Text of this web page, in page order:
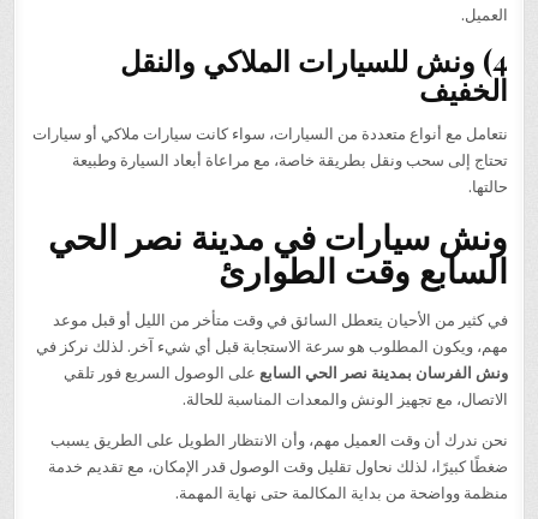
العميل.
4) ونش للسيارات الملاكي والنقل
الخفيف
نتعامل مع أنواع متعددة من السيارات، سواء كانت سيارات ملاكي أو سيارات
تحتاج إلى سحب ونقل بطريقة خاصة، مع مراعاة أبعاد السيارة وطبيعة
حالتها.
ونش سيارات في مدينة نصر الحي
السابع وقت الطوارئ
في كثير من الأحيان يتعطل السائق في وقت متأخر من الليل أو قبل موعد
مهم، ويكون المطلوب هو سرعة الاستجابة قبل أي شيء آخر. لذلك نركز في
ونش الفرسان بمدينة نصر الحي السابع على الوصول السريع فور تلقي
الاتصال، مع تجهيز الونش والمعدات المناسبة للحالة.
نحن ندرك أن وقت العميل مهم، وأن الانتظار الطويل على الطريق يسبب
ضغطًا كبيرًا، لذلك نحاول تقليل وقت الوصول قدر الإمكان، مع تقديم خدمة
منظمة وواضحة من بداية المكالمة حتى نهاية المهمة.